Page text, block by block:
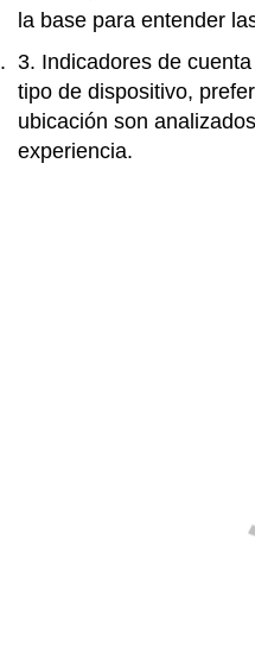
la base para entender
Indicadores de
tipo de dispositivo,
ubicación son
experiencia.